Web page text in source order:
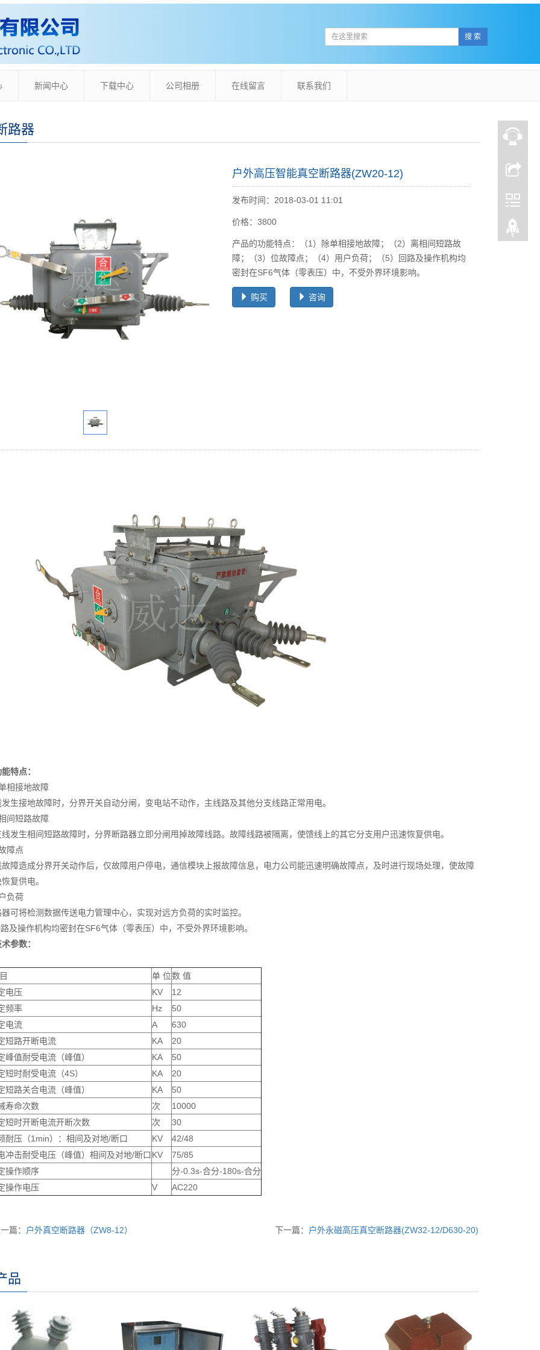
搜 索
新闻中心 下载中心 公司相册 在线留言 联系我们
路器
户外高压智能真空断路器(ZW20-12)
发布时间：2018-03-01 11:01
价格：3800
产品的功能特点：（1）除单相接地故障；（2）离相间短路故
障；（3）位故障点；（4）用户负荷；（5）回路及操作机构均
密封在SF6气体（零表压）中，不受外界环境影响。
购买 咨询
特点：
相接地故障
生接地故障时，分界开关自动分闸，变电站不动作，主线路及其他分支线路正常用电。
间短路故障
发生相间短路故障时， 分界断路器立即分闸甩掉故障线路。故障线路被隔离，使馈线上的其它分支用户迅速恢复供电。
障点
障造成分界开关动作后，仅故障用户停电， 通信模块上报故障信息，电力公司能迅速明确故障点，及时进行现场处理，使故障
恢复供电。
负荷
可将检测数据传送电力管理中心，实现对远方负荷的实时监控。
及操作机构均密封在SF6气体（零表压）中，不受外界环境影响。
参数：
单 位数 值
电压 KV
12
频率 Hz
50
电流 A
630
短路开断电流 KA
20
峰值耐受电流（峰值） KA
50
短时耐受电流（4S） KA
20
短路关合电流（峰值） KA
50
寿命次数 次
10000
短时开断电流开断次数 次
30
耐压（1min）：相间及对地/断口 KV
42/48
冲击耐受电压（峰值）相间及对地/断口KV
75/85
操作顺序 分-0.3s-合分-180s-合分
操作电压 V AC220
一篇： 户外真空断路器（ZW8-12） 下一篇： 户外永磁高压真空断路器(ZW32-12/D630-20)
品